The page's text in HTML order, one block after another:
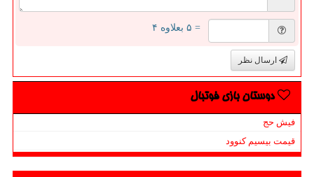
= ۵ بعلاوه ۴
ارسال نظر
دوستان بازی فوتبال
فیش حج
قیمت بیسیم کنوود